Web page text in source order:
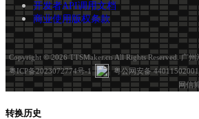
开发者API调用文档
商业使用版权条款
Copyright © 2026 TTSMaker.cn All Rights Reserved. 广州
粤ICP备2023072774号-1
粤公网安备
网信
转换历史